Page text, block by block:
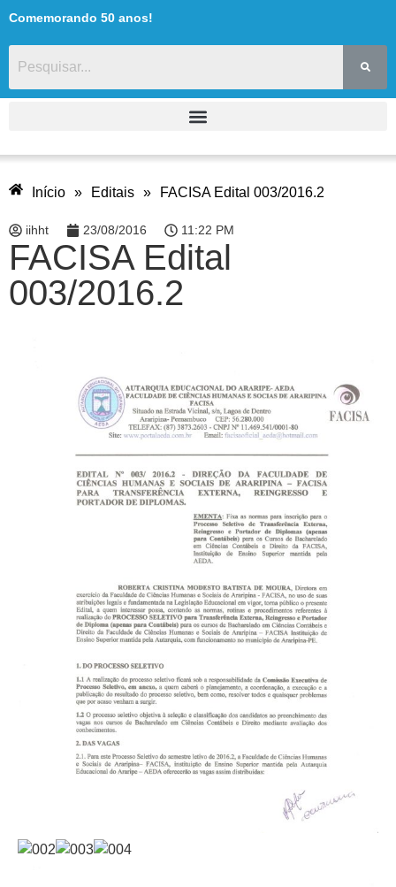
Comemorando 50 anos!
Início » Editais » FACISA Edital 003/2016.2
iihht 23/08/2016 11:22 PM
FACISA Edital
003/2016.2